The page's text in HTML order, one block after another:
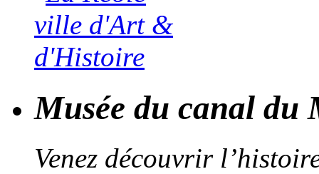
Musée du canal du
Venez découvrir